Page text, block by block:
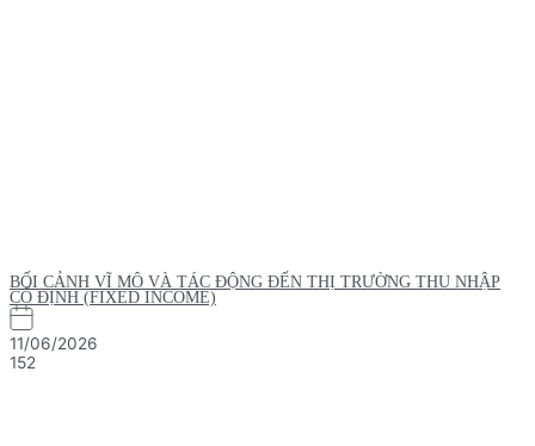
BỐI CẢNH VĨ MÔ VÀ TÁC ĐỘNG ĐẾN THỊ TRƯỜNG THU NHẬP
CỐ ĐỊNH (FIXED INCOME)
11/06/2026
152